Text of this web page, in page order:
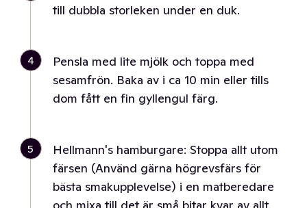
till dubbla storleken under en duk.
4
Pensla med lite mjölk och toppa med
sesamfrön. Baka av i ca 10 min eller tills
dom fått en fin gyllengul färg.
5
Hellmann's hamburgare: Stoppa allt utom
färsen (Använd gärna högrevsfärs för
bästa smakupplevelse) i en matberedare